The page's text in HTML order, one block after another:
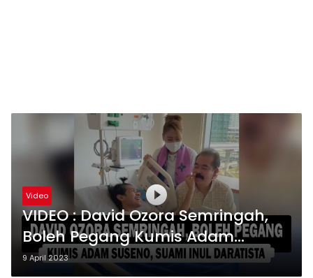
Video
VIDEO : David Ozora Semringah,
Boleh Pegang Kumis Adam
Suseno, Suami Inul Daratista
9 April 2023